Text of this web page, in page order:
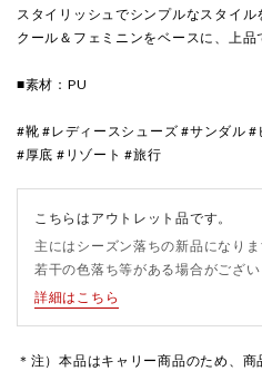
スタイリッシュでシンプルなスタイル
クール＆フェミニンをベースに、上品
■素材：PU
#靴 #レディースシューズ #サンダル
#厚底 #リゾート #旅行
こちらはアウトレット品です。
主にはシーズン落ちの新品になり
若干の色落ち等がある場合がござい
詳細はこちら
＊注）本品はキャリー商品のため、